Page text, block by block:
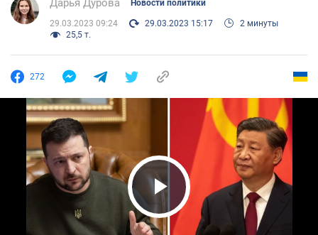
Дарья Дурова Новости политики
29.03.2023 09:24 29.03.2023 15:17
2 минуты
25,5 т.
272
Play Video